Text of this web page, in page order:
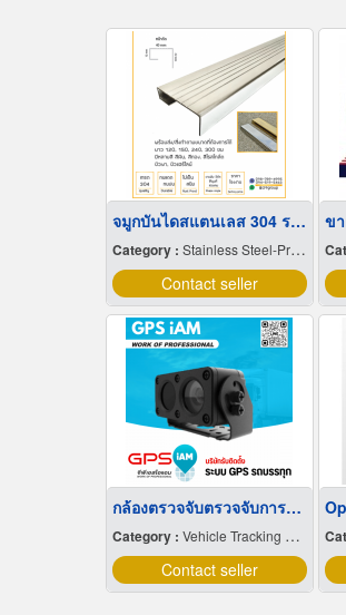
จมูกบันไดสแตนเลส 304 ราคาโรงงาน
Category : Stainless Steel-Products
Contact seller
กล้องตรวจจับตรวจจับการหลับใน
Category : Vehicle Tracking System
Contact seller